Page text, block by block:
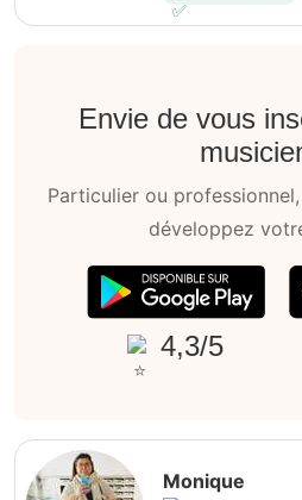
Envie de vous
Particulier ou
développez
4,3/5
Monique